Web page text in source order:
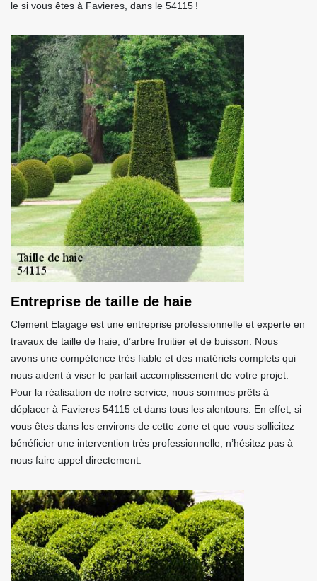
le si vous êtes à Favieres, dans le 54115 !
Entreprise de taille de haie
Clement Elagage est une entreprise professionnelle et experte en
travaux de taille de haie, d’arbre fruitier et de buisson. Nous
avons une compétence très fiable et des matériels complets qui
nous aident à viser le parfait accomplissement de votre projet.
Pour la réalisation de notre service, nous sommes prêts à
déplacer à Favieres 54115 et dans tous les alentours. En effet, si
vous êtes dans les environs de cette zone et que vous sollicitez
bénéficier une intervention très professionnelle, n’hésitez pas à
nous faire appel directement.